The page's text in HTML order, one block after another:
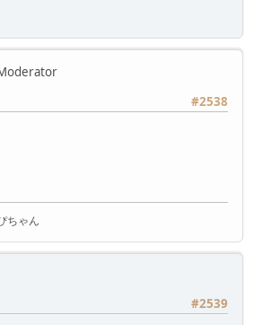
#2538
ちゃん
#2539